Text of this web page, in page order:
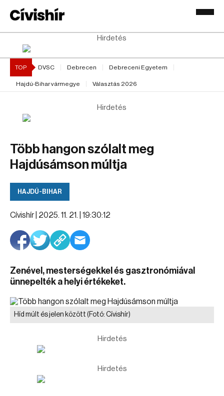
Hirdetés
TOP DVSC Debrecen Debreceni Egyetem
Hajdú-Bihar vármegye Választás 2026
Hirdetés
Több hangon szólalt meg
Hajdúsámson múltja
HAJDÚ-BIHAR
Cívishír | 2025. 11. 21. | 19:30:12
Zenével, mesterségekkel és gasztronómiával
ünnepelték a helyi értékeket.
Híd múlt és jelen között (Fotó: Cívishír)
Hirdetés
Hirdetés